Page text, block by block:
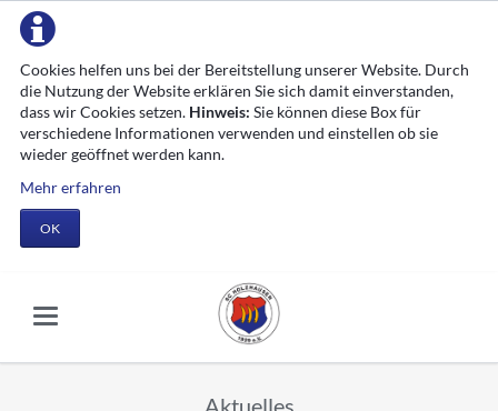
Cookies helfen uns bei der Bereitstellung unserer Website. Durch
die Nutzung der Website erklären Sie sich damit einverstanden,
dass wir Cookies setzen. Hinweis: Sie können diese Box für
verschiedene Informationen verwenden und einstellen ob sie
wieder geöffnet werden kann.
Mehr erfahren
OK
Aktuelles